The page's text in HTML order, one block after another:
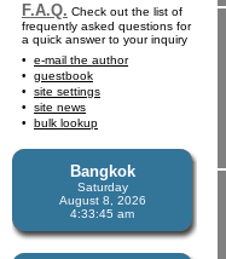
F.A.Q. Check out the list of
frequently asked questions for
a quick answer to your inquiry
e-mail the author
guestbook
site settings
site news
bulk lookup
Bangkok
Saturday
August 8, 2026
4:33:45 am